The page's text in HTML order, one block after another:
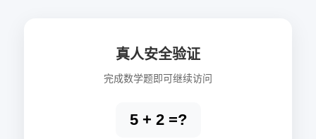
真人安全验证
完成数学题即可继续访问
5 + 2 =?